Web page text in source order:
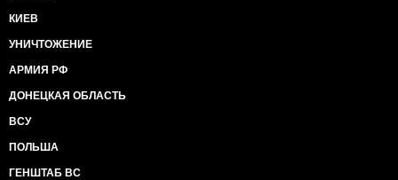
КИЕВ
УНИЧТОЖЕНИЕ
АРМИЯ РФ
ДОНЕЦКАЯ ОБЛАСТЬ
ВСУ
ПОЛЬША
ГЕНШТАБ ВС